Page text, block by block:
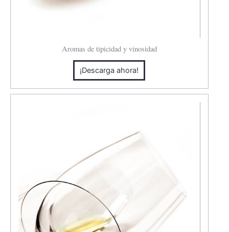
Aromas de tipicidad y vinosidad
¡Descarga ahora!